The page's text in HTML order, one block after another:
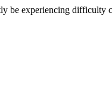
be experiencing